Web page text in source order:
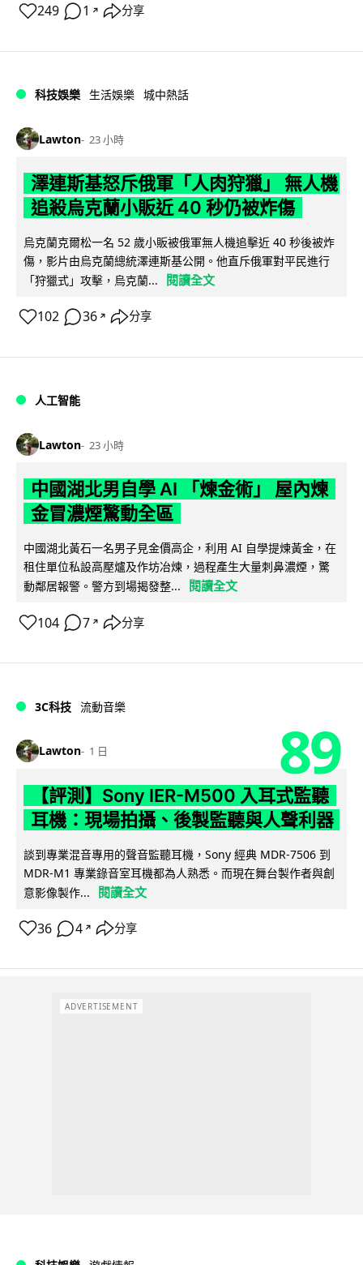
249 1 ↗ 分享
科技娛樂 生活娛樂 城中熱話
Lawton 23 小時
澤連斯基怒斥俄軍「人肉狩獵」 無人機
追殺烏克蘭小販近 40 秒仍被炸傷
烏克蘭克爾松一名 52 歲小販被俄軍無人機追擊近 40 秒後被炸
傷，影片由烏克蘭總統澤連斯基公開。他直斥俄軍對平民進行
「狩獵式」攻擊，烏克蘭...
閱讀全文
102 36 ↗ 分享
人工智能
Lawton 23 小時
中國湖北男自學 AI 「煉金術」 屋內煉
金冒濃煙驚動全區
中國湖北黃石一名男子見金價高企，利用 AI 自學提煉黃金，在
租住單位私設高壓爐及作坊冶煉，過程產生大量刺鼻濃煙，驚
動鄰居報警。警方到場揭發整...
閱讀全文
104 7 ↗ 分享
3C科技 流動音樂
Lawton 1 日 89
【評測】Sony IER-M500 入耳式監聽
耳機：現場拍攝、後製監聽與人聲利器
談到專業混音專用的聲音監聽耳機，Sony 經典 MDR-7506 到
MDR-M1 專業錄音室耳機都為人熟悉。而現在舞台製作者與創
意影像製作...
閱讀全文
36 4 ↗ 分享
ADVERTISEMENT